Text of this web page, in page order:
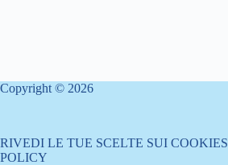
Copyright © 2026
RIVEDI LE TUE SCELTE SUI COOKIES
POLICY